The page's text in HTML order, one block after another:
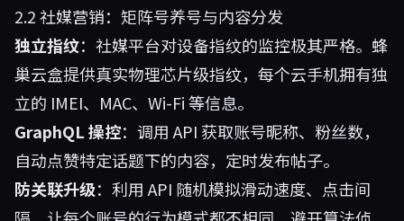
2.2 社媒营销：矩阵号养号与内容分发
独立指纹：社媒平台对设备指纹的监控极其严格。蜂
巢云盒提供真实物理芯片级指纹，每个云手机拥有独
立的 IMEI、MAC、Wi-Fi 等信息。
GraphQL 操控：调用 API 获取账号昵称、粉丝数，
自动点赞特定话题下的内容，定时发布帖子。
防关联升级：利用 API 随机模拟滑动速度、点击间